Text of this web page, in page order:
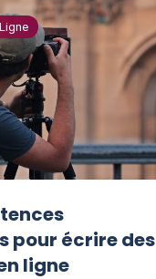
pour écrire des
ligne